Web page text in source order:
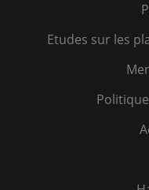
Etudes sur les